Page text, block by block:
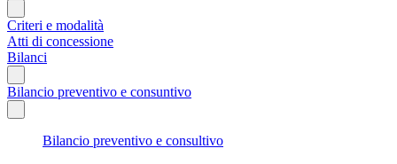
Criteri e modalità
Atti di concessione
Bilanci
Bilancio preventivo e consuntivo
Bilancio preventivo e consultivo